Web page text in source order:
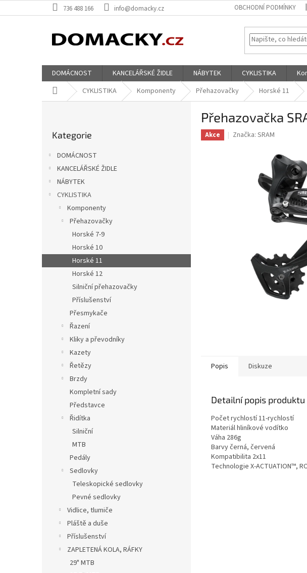
na
736 488 166 info@domacky.cz OBCHODNÍ PODMÍNKY
DOMÁCNOST KANCELÁŘSKÉ ŽIDLE NÁBYTEK CYKLISTIKA
Domů CYKLISTIKA Komponenty Přehazovačky Horské 11
l
kategorie
Kategorie
DOMÁCNOST
KANCELÁŘSKÉ ŽIDLE
NÁBYTEK
CYKLISTIKA
Komponenty
Přehazovačky
Horské 7-9
Horské 10
Horské 11
Horské 12
Silniční přehazovačky
Příslušenství
Přesmykače
Řazení
Kliky a převodníky
Kazety
Řetězy
Brzdy
Kompletní sady
Představce
Řidítka
Silniční
MTB
Pedály
Sedlovky
Teleskopické sedlovky
Pevné sedlovky
Vidlice, tlumiče
Pláště a duše
Příslušenství
ZAPLETENÁ KOLA, RÁFKY
29" MTB
Přehazovačka
Akce Značka: SRAM
Popis Diskuze
Detailní popis produktu
Počet rychlostí 11-rychlostí
Materiál hliníkové vodítko
Váha 286g
Barvy černá, červená
Kompatibilita 2x11
Technologie X-ACTUATION™,